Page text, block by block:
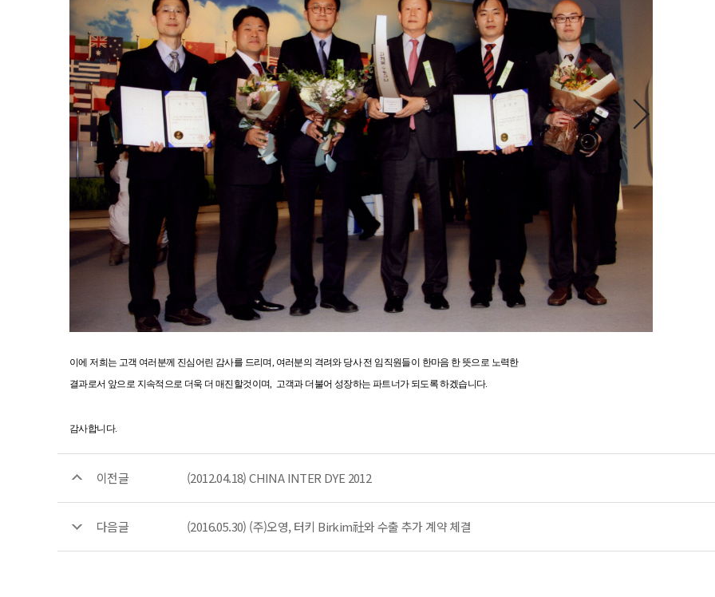
이에 저희는 고객 여러분께 진심어린 감사를 드리며, 여러분의 격려와 당사 전 임직원들이 한마음 한 뜻으로 노력한
결과로서 앞으로 지속적으로 더욱 더 매진할것이며, 고객과 더불어 성장하는 파트너가 되도록 하겠습니다.
감사합니다.
이전글 (2012.04.18) CHINA INTER DYE 2012
다음글 (2016.05.30) (주)오영, 터키 Birkim社와 수출 추가 계약 체결